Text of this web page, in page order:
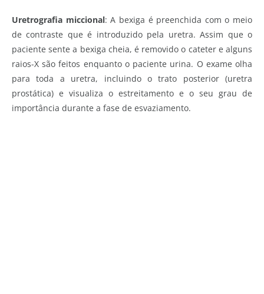
Uretrografia miccional: A bexiga é preenchida com o meio
de contraste que é introduzido pela uretra. Assim que o
paciente sente a bexiga cheia, é removido o cateter e alguns
raios-X são feitos enquanto o paciente urina. O exame olha
para toda a uretra, incluindo o trato posterior (uretra
prostática) e visualiza o estreitamento e o seu grau de
importância durante a fase de esvaziamento.